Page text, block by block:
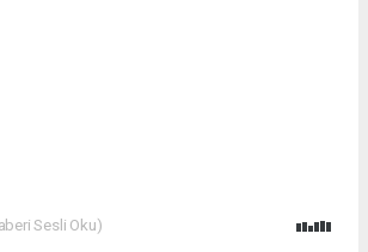
Sesli Oku)